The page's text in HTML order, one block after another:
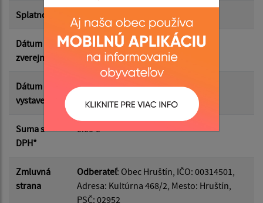
Filtrovať Reset
Splatnosť 28.01.2026
Dátum
zverejnenia
28.01.2026
Dátum
vystavenia
31.12.2025
Suma s
DPH*
0.00 €
Zmluvná
strana
Odberateľ: Obec Hruštín, IČO: 00314501,
Adresa: Kultúrna 468/2, Mesto: Hruštín,
PSČ: 02952